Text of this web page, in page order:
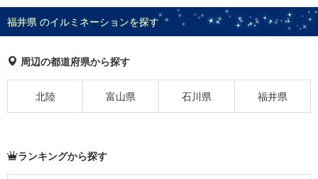
福井県 のイルミネーションを探す
周辺の都道府県から探す
北陸 富山県 石川県 福井県
ランキングから探す